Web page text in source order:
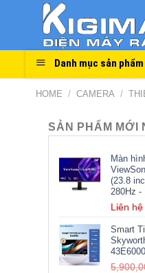
Danh mục sản phẩm
HOME / CAMERA /
SẢN PHẨM MỚI
Màn
(23.8
280Hz -
Liên hệ
Smart